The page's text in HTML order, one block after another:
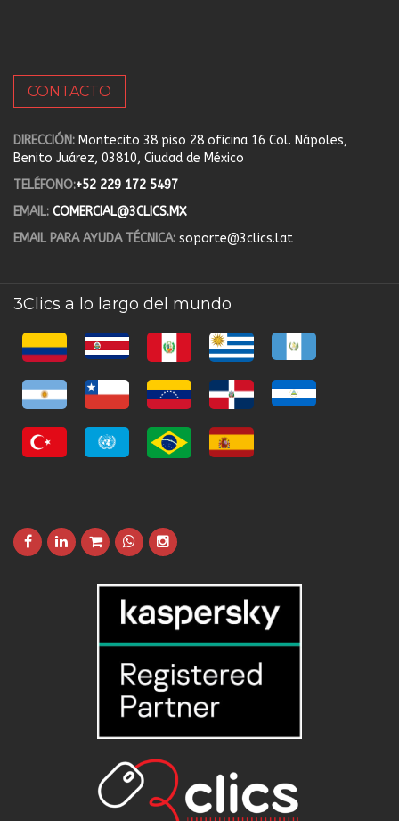
CONTACTO
DIRECCIÓN: Montecito 38 piso 28 oficina 16 Col. Nápoles,
Benito Juárez, 03810, Ciudad de México
TELÉFONO:+52 229 172 5497
EMAIL: COMERCIAL@3CLICS.MX
EMAIL PARA AYUDA TÉCNICA: soporte@3clics.lat
3Clics a lo largo del mundo